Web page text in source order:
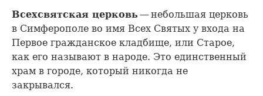
Всехсвятская церковь— небольшая церковь
в Симферополе во имя Всех Святых у входа на
Первое гражданское кладбище, или Старое,
как его называют в народе. Это единственный
храм в городе, который никогда не
закрывался.